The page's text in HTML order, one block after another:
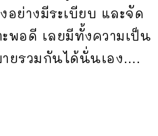
อย่างมีระเบียบ และจัด
พอดี เลยมีทั้งความเป็น
ยรวมกันได้นั่นเอง….